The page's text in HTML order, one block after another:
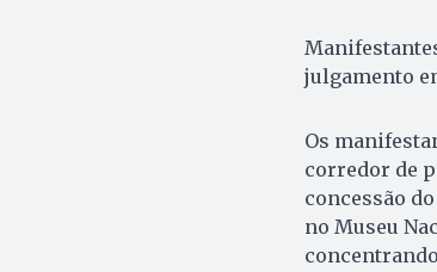
julgamento
Os
corredor de
concessão
no Museu